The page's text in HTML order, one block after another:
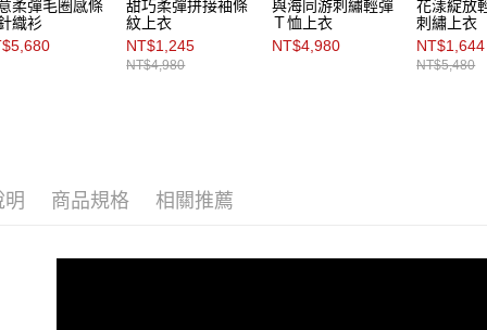
柔彈毛圈感條
織衫
甜巧柔彈拼接袖條
紋上衣
NT$1,245
NT$4,980
與海同游刺繡輕彈
Ｔ恤上衣
NT$4,980
花漾綻放
刺繡上衣
NT$1,644
NT$5,480
明 商品規格 相關推薦